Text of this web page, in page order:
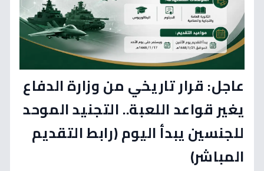
عاجل: قرار تاريخي من وزارة الدفاع
يغير قواعد اللعبة.. التجنيد الموحد
للجنسين يبدأ اليوم (رابط التقديم
المباشر)